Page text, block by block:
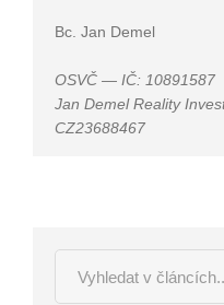
Bc. Jan Demel
OSVČ — IČ: 10891587
Jan Demel Reality
CZ23688467